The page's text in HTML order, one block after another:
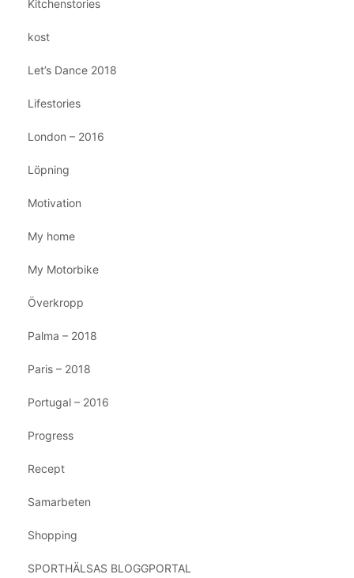
Kitchenstories
kost
Let’s Dance 2018
Lifestories
London – 2016
Löpning
Motivation
My home
My Motorbike
Överkropp
Palma – 2018
Paris – 2018
Portugal – 2016
Progress
Recept
Samarbeten
Shopping
SPORTHÄLSAS BLOGGPORTAL